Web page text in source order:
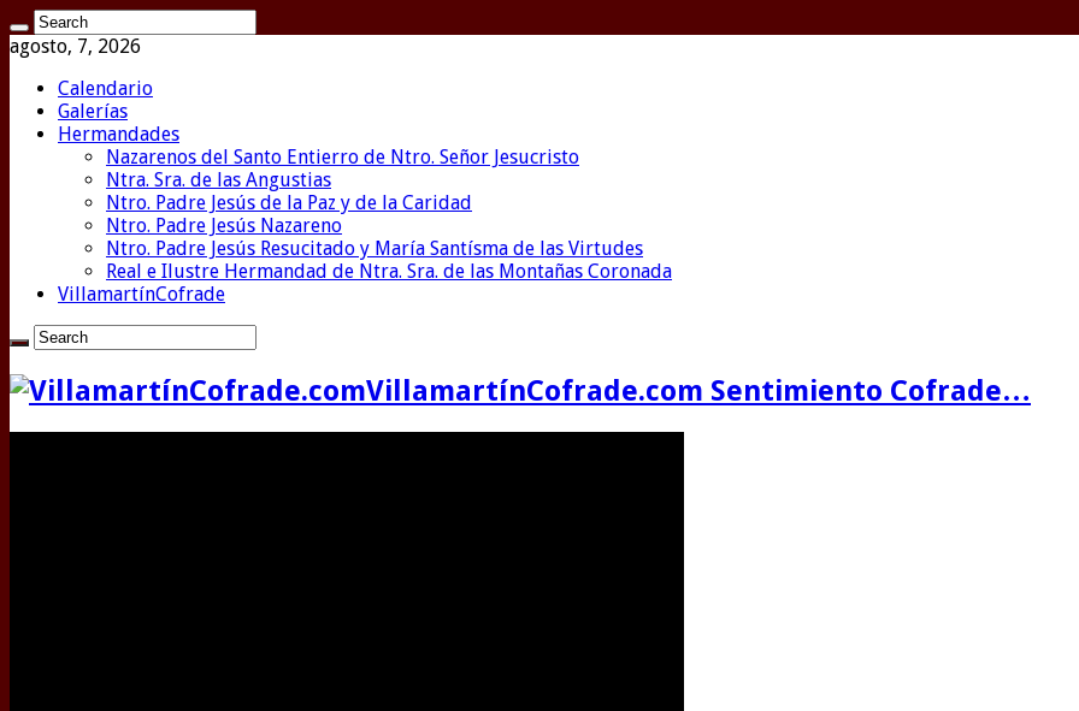
agosto, 7, 2026
Calendario
Galerías
Hermandades
Nazarenos del Santo Entierro de Ntro. Señor Jesucristo
Ntra. Sra. de las Angustias
Ntro. Padre Jesús de la Paz y de la Caridad
Ntro. Padre Jesús Nazareno
Ntro. Padre Jesús Resucitado y María Santísma de las Virtudes
Real e Ilustre Hermandad de Ntra. Sra. de las Montañas Coronada
VillamartínCofrade
VillamartínCofrade.com Sentimiento Cofrade…